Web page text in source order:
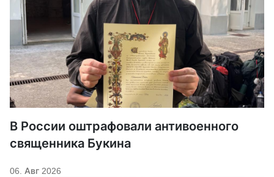
В России оштрафовали антивоенного
священника Букина
06. Авг 2026